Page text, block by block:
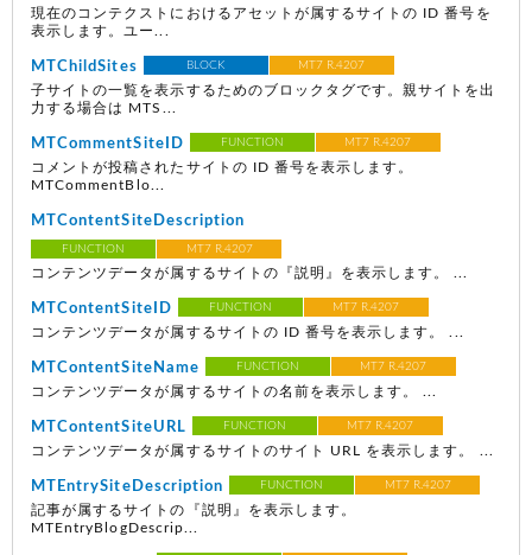
現在のコンテクストにおけるアセットが属するサイトの ID 番号を
表示します。ユー...
MTChildSites BLOCK MT7 R.4207
子サイトの一覧を表示するためのブロックタグです。親サイトを出
力する場合は MTS...
MTCommentSiteID FUNCTION MT7 R.4207
コメントが投稿されたサイトの ID 番号を表示します。
MTCommentBlo...
MTContentSiteDescription
FUNCTION MT7 R.4207
コンテンツデータが属するサイトの『説明』を表示します。 ...
MTContentSiteID FUNCTION MT7 R.4207
コンテンツデータが属するサイトの ID 番号を表示します。 ...
MTContentSiteName FUNCTION MT7 R.4207
コンテンツデータが属するサイトの名前を表示します。 ...
MTContentSiteURL FUNCTION MT7 R.4207
コンテンツデータが属するサイトのサイト URL を表示します。 ...
MTEntrySiteDescription FUNCTION MT7 R.4207
記事が属するサイトの『説明』を表示します。
MTEntryBlogDescrip...